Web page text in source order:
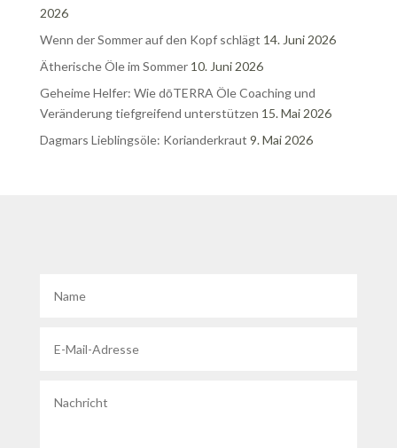
2026
Wenn der Sommer auf den Kopf schlägt 14. Juni 2026
Ätherische Öle im Sommer 10. Juni 2026
Geheime Helfer: Wie dōTERRA Öle Coaching und
Veränderung tiefgreifend unterstützen 15. Mai 2026
Dagmars Lieblingsöle: Korianderkraut 9. Mai 2026